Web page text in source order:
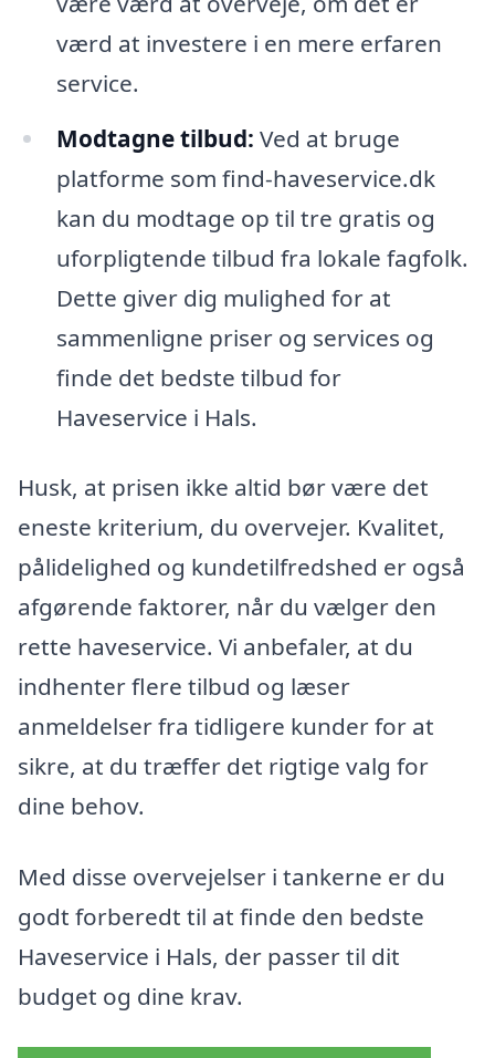
værd at investere i en mere erfaren
service.
Modtagne tilbud: Ved at bruge
platforme som find-haveservice.dk
kan du modtage op til tre gratis og
uforpligtende tilbud fra lokale fagfolk.
Dette giver dig mulighed for at
sammenligne priser og services og
finde det bedste tilbud for
Haveservice i Hals.
Husk, at prisen ikke altid bør være det
eneste kriterium, du overvejer. Kvalitet,
pålidelighed og kundetilfredshed er også
afgørende faktorer, når du vælger den
rette haveservice. Vi anbefaler, at du
indhenter flere tilbud og læser
anmeldelser fra tidligere kunder for at
sikre, at du træffer det rigtige valg for
dine behov.
Med disse overvejelser i tankerne er du
godt forberedt til at finde den bedste
Haveservice i Hals, der passer til dit
budget og dine krav.